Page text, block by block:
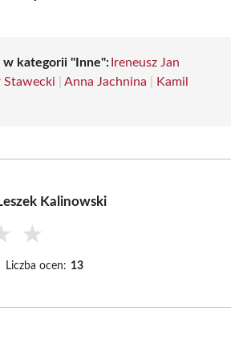
w kategorii "Inne": Ireneusz Jan
Stawecki Anna Jachnina
Kamil
Kalinowski
★
Liczba ocen: 13